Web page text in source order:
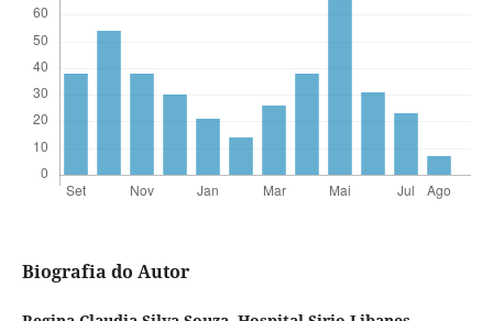
Biografia do Autor